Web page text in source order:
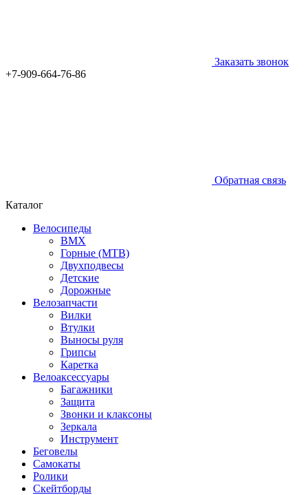
Заказать звонок
+7-909-664-76-86
Обратная связь
Каталог
Велосипеды
BMX
Горные (MTB)
Двухподвесы
Детские
Дорожные
Велозапчасти
Вилки
Втулки
Выносы руля
Грипсы
Каретка
Велоаксессуары
Багажники
Защита
Звонки и клаксоны
Зеркала
Инструмент
Беговелы
Самокаты
Ролики
Скейтборды